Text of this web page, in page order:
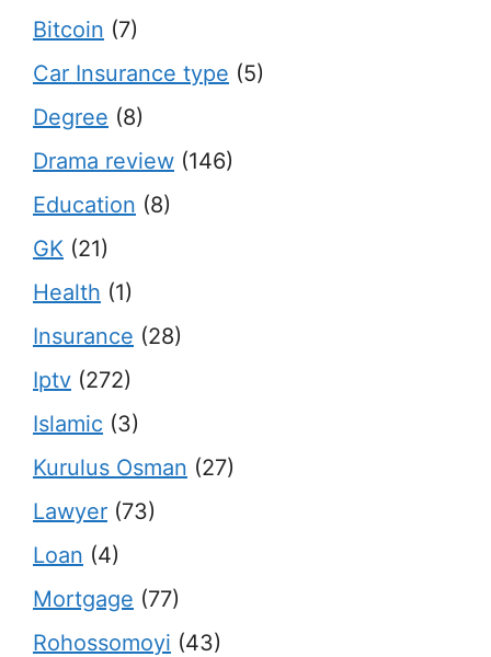
Bitcoin (7)
Car Insurance type (5)
Degree (8)
Drama review (146)
Education (8)
GK (21)
Health (1)
Insurance (28)
Iptv (272)
Islamic (3)
Kurulus Osman (27)
Lawyer (73)
Loan (4)
Mortgage (77)
Rohossomoyi (43)